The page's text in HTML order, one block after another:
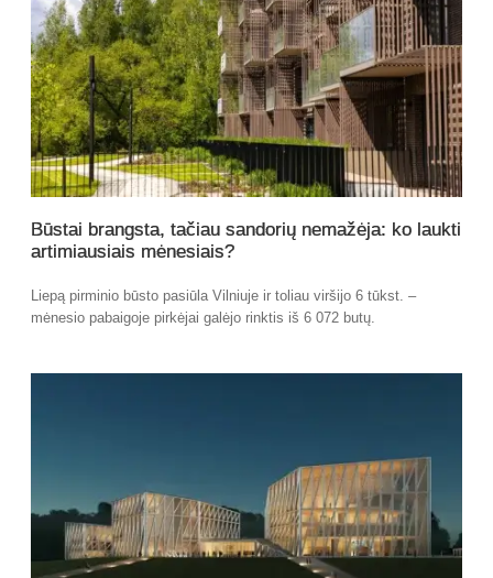
Būstai brangsta, tačiau sandorių nemažėja: ko laukti
artimiausiais mėnesiais?
Liepą pirminio būsto pasiūla Vilniuje ir toliau viršijo 6 tūkst. –
mėnesio pabaigoje pirkėjai galėjo rinktis iš 6 072 butų.